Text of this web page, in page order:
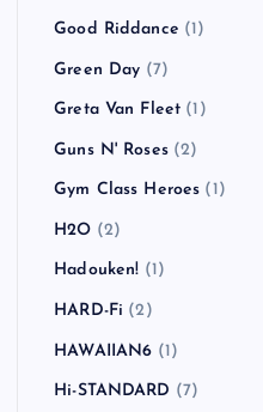
Good Riddance (1)
Green Day (7)
Greta Van Fleet (1)
Guns N' Roses(2)
Gym Class Heroes (1)
H2O (2)
Hadouken! (1)
HARD-Fi (2)
HAWAIIAN6 (1)
Hi-STANDARD (7)